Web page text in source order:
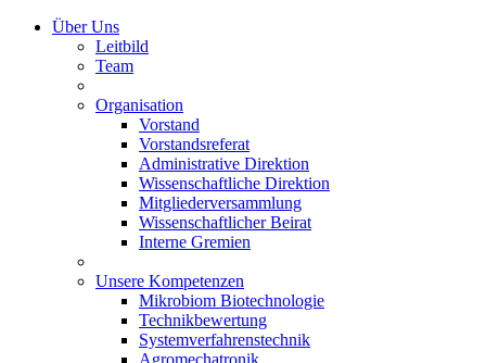
Über Uns
Leitbild
Team
Organisation
Vorstand
Vorstandsreferat
Administrative Direktion
Wissenschaftliche Direktion
Mitgliederversammlung
Wissenschaftlicher Beirat
Interne Gremien
Unsere Kompetenzen
Mikrobiom Biotechnologie
Technikbewertung
Systemverfahrenstechnik
Agromechatronik